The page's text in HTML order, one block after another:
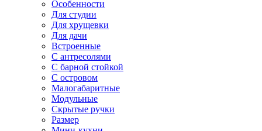
Особенности
Для студии
Для хрущевки
Для дачи
Встроенные
С антресолями
С барной стойкой
С островом
Малогабаритные
Модульные
Скрытые ручки
Размер